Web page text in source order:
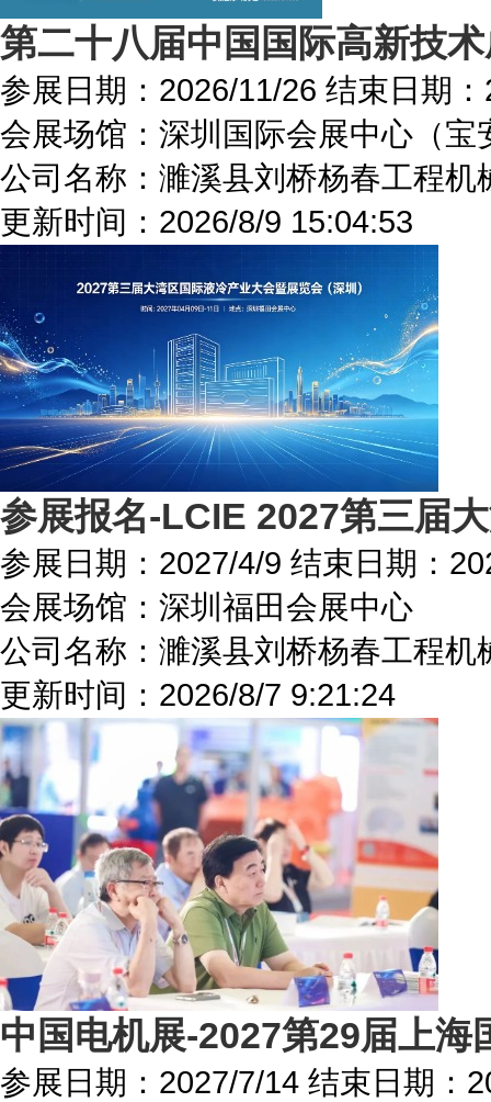
第二十八届中国国际高新技
参展日期： 2026/11/26 结束日期：
会展场馆： 深圳国际会展中心（宝
公司名称：濉溪县刘桥杨春工程机
更新时间： 2026/8/9 15:04:53
参展报名-LCIE 2027第三届
参展日期： 2027/4/9 结束日期：
会展场馆： 深圳福田会展中心
公司名称：濉溪县刘桥杨春工程机
更新时间： 2026/8/7 9:21:24
中国电机展-2027第29届上
参展日期： 2027/7/14 结束日期：